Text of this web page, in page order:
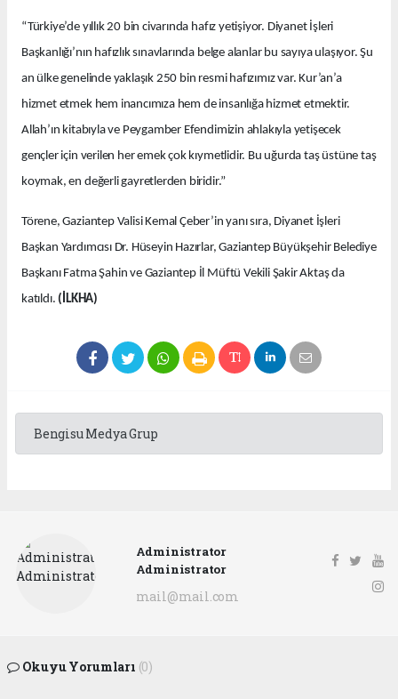
“Türkiye’de yıllık 20 bin civarında hafız yetişiyor. Diyanet İşleri
Başkanlığı’nın hafızlık sınavlarında belge alanlar bu sayıya ulaşıyor. Şu
an ülke genelinde yaklaşık 250 bin resmi hafızımız var. Kur’an’a
hizmet etmek hem inancımıza hem de insanlığa hizmet etmektir.
Allah’ın kitabıyla ve Peygamber Efendimizin ahlakıyla yetişecek
gençler için verilen her emek çok kıymetlidir. Bu uğurda taş üstüne taş
koymak, en değerli gayretlerden biridir.”
Törene, Gaziantep Valisi Kemal Çeber’in yanı sıra, Diyanet İşleri
Başkan Yardımcısı Dr. Hüseyin Hazırlar, Gaziantep Büyükşehir Belediye
Başkanı Fatma Şahin ve Gaziantep İl Müftü Vekili Şakir Aktaş da
katıldı. (İLKHA)
Bengisu Medya Grup
Administrator
Administrator
mail@mail.com
Okuyu Yorumları (0)